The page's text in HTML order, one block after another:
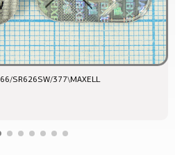
SR626SW/377\MAXELL